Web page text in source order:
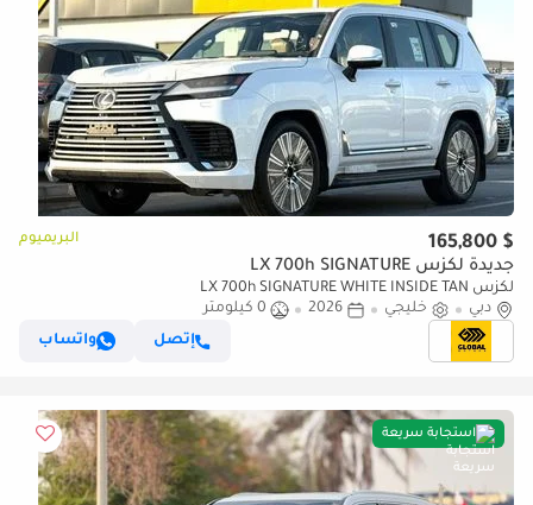
$ 165,800 البريميوم
جديدة لكزس LX 700h SIGNATURE
لكزس LX 700h SIGNATURE WHITE INSIDE TAN
دبي
خليجي 2026
0 كيلومتر
إتصل
واتساب
استجابة سريعة